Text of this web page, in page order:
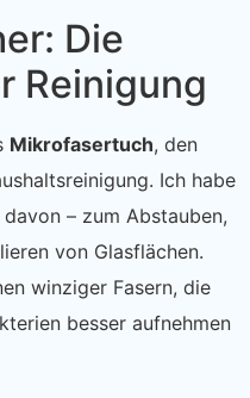
Die
Reinigung
Mikrofasertuch, den
Ich habe
– zum Abstauben,
von Glasflächen.
winziger Fasern, die
besser aufnehmen